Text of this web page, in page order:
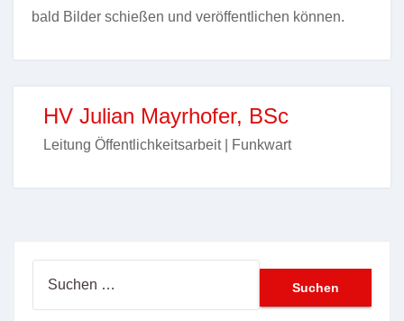
bald Bilder schießen und veröffentlichen können.
HV Julian Mayrhofer, BSc
Leitung Öffentlichkeitsarbeit | Funkwart